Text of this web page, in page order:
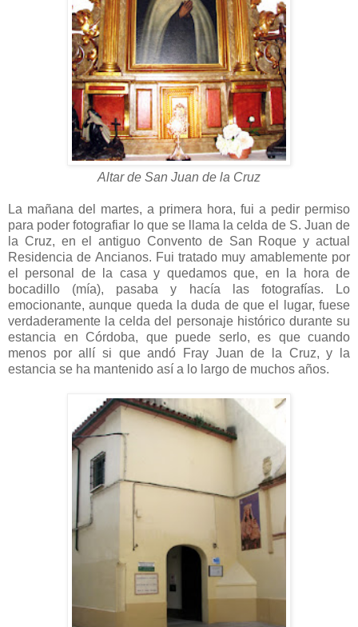
Altar de San Juan de la Cruz
La mañana del martes, a primera hora, fui a pedir permiso
para poder fotografiar lo que se llama la celda de S. Juan de
la Cruz, en el antiguo Convento de San Roque y actual
Residencia de Ancianos. Fui tratado muy amablemente por
el personal de la casa y quedamos que, en la hora de
bocadillo (mía), pasaba y hacía las fotografías. Lo
emocionante, aunque queda la duda de que el lugar, fuese
verdaderamente la celda del personaje histórico durante su
estancia en Córdoba, que puede serlo, es que cuando
menos por allí si que andó Fray Juan de la Cruz, y la
estancia se ha mantenido así a lo largo de muchos años.